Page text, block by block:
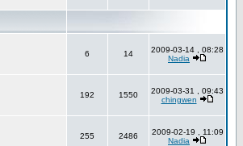
6 14
2009-03-14 , 08:28
Nadia
192 1550
2009-03-31 , 09:43
chingwen
255 2486
2009-02-19 , 11:09
Nadia